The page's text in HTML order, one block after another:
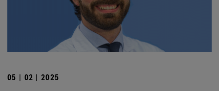
05 | 02 | 2025